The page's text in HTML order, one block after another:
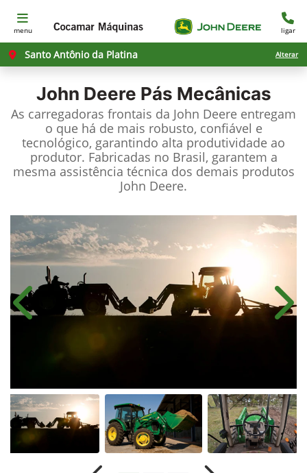
menu ligar
Santo Antônio da Platina Alterar
John Deere Pás Mecânicas
As carregadoras frontais da John Deere entregam
o que há de mais robusto, confiável e
tecnológico, garantindo alta produtividade ao
produtor. Fabricadas no Brasil, garantem a
mesma assistência técnica dos demais produtos
John Deere.
Anterior